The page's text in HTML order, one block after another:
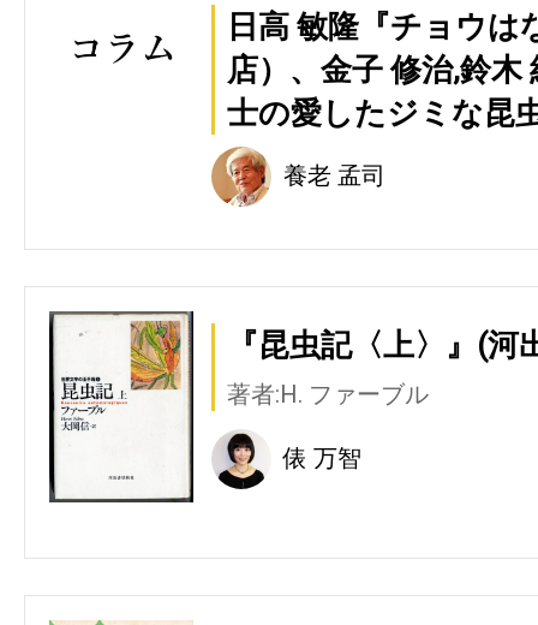
日高 敏隆『チョウ
店）、金子 修治,鈴木
士の愛したジミな昆
養老 孟司
『昆虫記〈上〉』(河
著者:H. ファーブル
俵 万智